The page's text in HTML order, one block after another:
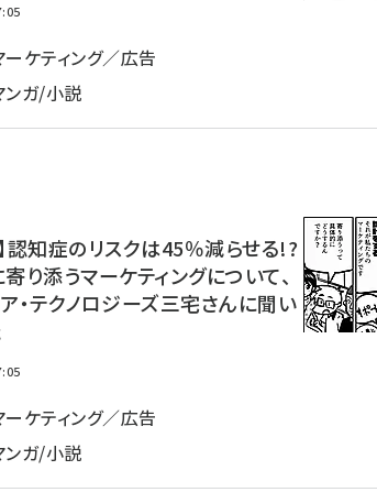
ーケティング／広告
ンガ/小説
認知症のリスクは45％減らせる!?
り添うマーケティングについて、
・テクノロジーズ三宅さんに聞い
ーケティング／広告
ンガ/小説